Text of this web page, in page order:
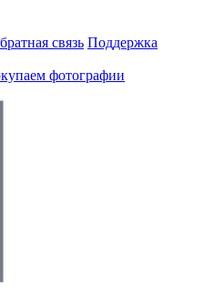
связь Поддержка
фотографии